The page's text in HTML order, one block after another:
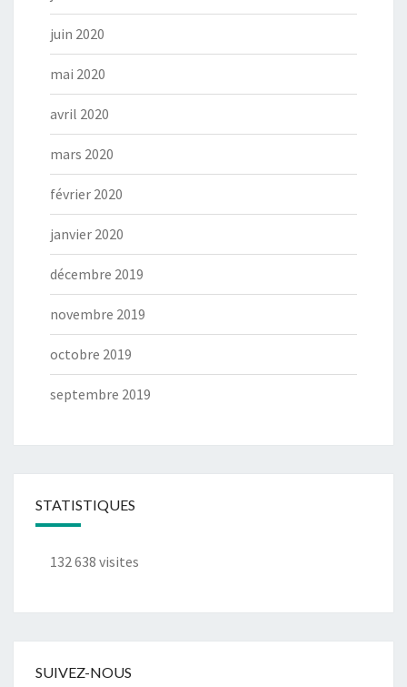
juin 2020
mai 2020
avril 2020
mars 2020
février 2020
janvier 2020
décembre 2019
novembre 2019
octobre 2019
septembre 2019
STATISTIQUES
132 638 visites
SUIVEZ-NOUS